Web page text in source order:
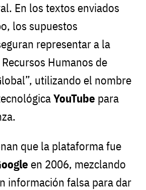
En los textos enviados
los supuestos
representar a la
Humanos de
utilizando el nombre
YouTube para
que la plataforma fue
en 2006, mezclando
información falsa para dar